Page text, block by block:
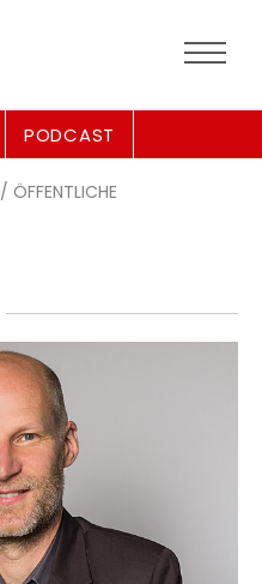
PODCAST
/ ÖFFENTLICHE